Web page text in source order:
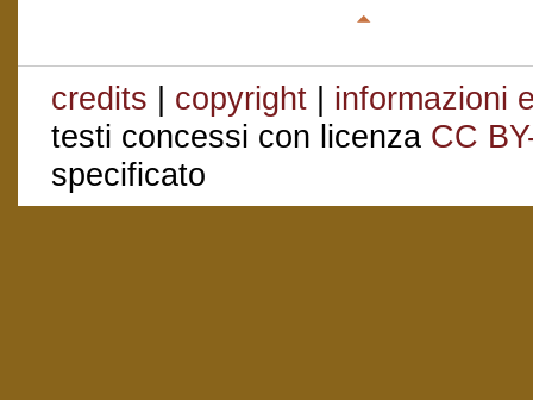
credits | copyright | informazioni
testi concessi con licenza CC
specificato